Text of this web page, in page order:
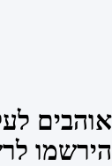
אוהבים
הירשמו